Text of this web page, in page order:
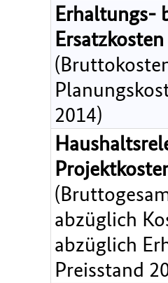
Erhaltungs-
Ersatzkosten
2014)
abzüglich
abzüglich
Preisstand